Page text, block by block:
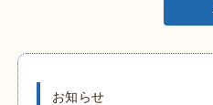
お知らせ